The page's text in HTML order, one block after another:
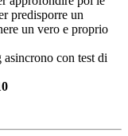
predisporre un
un vero e proprio
con test di